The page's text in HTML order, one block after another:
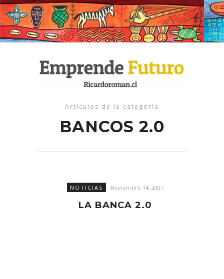
Artículos de la categoría
BANCOS 2.0
NOTICIAS Noviembre 14, 2007
LA BANCA 2.0